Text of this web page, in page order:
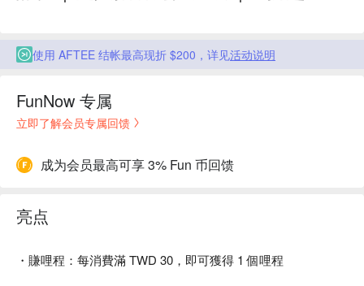
使用 AFTEE 结帐最高现折 $200，详见活动说明
FunNow 专属
立即了解会员专属回馈
成为会员最高可享 3% Fun 币回馈
亮点
・賺哩程：每消費滿 TWD 30，即可獲得 1 個哩程